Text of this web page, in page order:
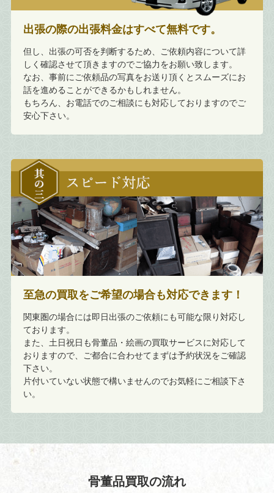
出張の際の出張料金はすべて無料です。
但し、出張の可否を判断するため、ご依頼内容について詳
しく確認させて頂きますのでご協力をお願い致します。
なお、事前にご依頼品の写真をお送り頂くとスムーズにお
話を進めることができるかもしれません。
もちろん、お電話でのご相談にも対応しておりますのでご
安心下さい。
至急の買取をご希望の場合も対応できます！
関東圏の場合には即日出張のご依頼にも可能な限り対応し
ております。
また、土日祝日も骨董品・絵画の買取サービスに対応して
おりますので、ご都合に合わせてまずは予約状況をご確認
下さい。
片付いていない状態で構いませんのでお気軽にご相談下さ
い。
骨董品買取の流れ